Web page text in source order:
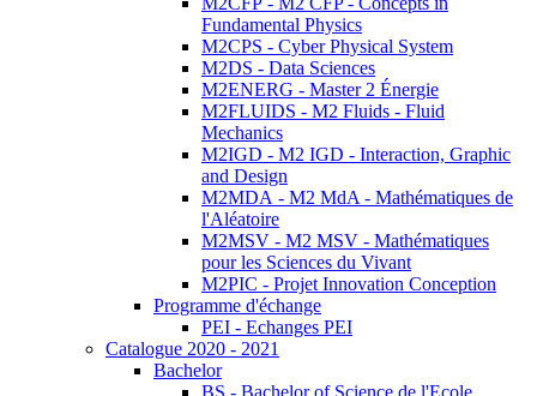
Fundamental Physics
M2CPS - Cyber Physical System
M2DS - Data Sciences
M2ENERG - Master 2 Énergie
M2FLUIDS - M2 Fluids - Fluid
Mechanics
M2IGD - M2 IGD - Interaction, Graphic
and Design
M2MDA - M2 MdA - Mathématiques de
l'Aléatoire
M2MSV - M2 MSV - Mathématiques
pour les Sciences du Vivant
M2PIC - Projet Innovation Conception
Programme d'échange
PEI - Echanges PEI
Catalogue 2020 - 2021
Bachelor
BS - Bachelor of Science de l'Ecole